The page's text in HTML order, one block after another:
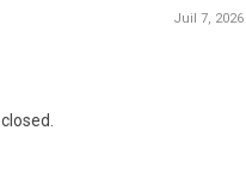
Juil 7, 2026